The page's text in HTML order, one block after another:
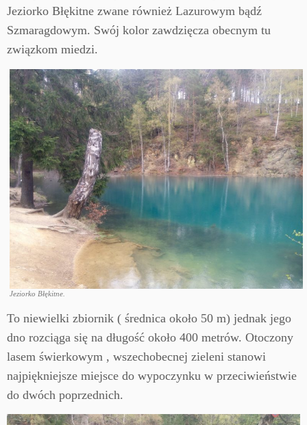
Jeziorko Błękitne zwane również Lazurowym bądź
Szmaragdowym. Swój kolor zawdzięcza obecnym tu
związkom miedzi.
Jeziorko Błękitne.
To niewielki zbiornik ( średnica około 50 m) jednak jego
dno rozciąga się na długość około 400 metrów. Otoczony
lasem świerkowym , wszechobecnej zieleni stanowi
najpiękniejsze miejsce do wypoczynku w przeciwieństwie
do dwóch poprzednich.